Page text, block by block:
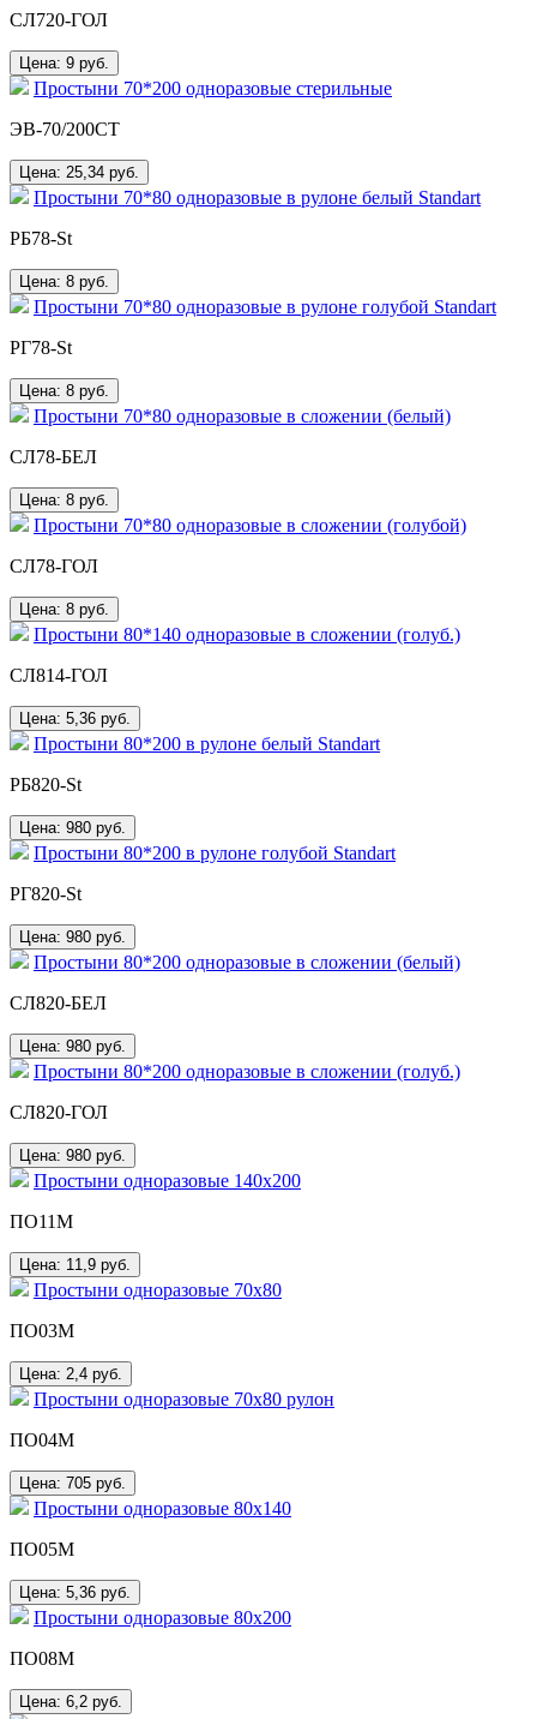
СЛ720-ГОЛ
Цена: 9 руб.
Простыни 70*200 одноразовые стерильные
ЭВ-70/200СТ
Цена: 25,34 руб.
Простыни 70*80 одноразовые в рулоне белый Standart
РБ78-St
Цена: 8 руб.
Простыни 70*80 одноразовые в рулоне голубой Standart
РГ78-St
Цена: 8 руб.
Простыни 70*80 одноразовые в сложении (белый)
СЛ78-БЕЛ
Цена: 8 руб.
Простыни 70*80 одноразовые в сложении (голубой)
СЛ78-ГОЛ
Цена: 8 руб.
Простыни 80*140 одноразовые в сложении (голуб.)
СЛ814-ГОЛ
Цена: 5,36 руб.
Простыни 80*200 в рулоне белый Standart
РБ820-St
Цена: 980 руб.
Простыни 80*200 в рулоне голубой Standart
РГ820-St
Цена: 980 руб.
Простыни 80*200 одноразовые в сложении (белый)
СЛ820-БЕЛ
Цена: 980 руб.
Простыни 80*200 одноразовые в сложении (голуб.)
СЛ820-ГОЛ
Цена: 980 руб.
Простыни одноразовые 140х200
ПО11М
Цена: 11,9 руб.
Простыни одноразовые 70x80
ПО03М
Цена: 2,4 руб.
Простыни одноразовые 70х80 рулон
ПО04М
Цена: 705 руб.
Простыни одноразовые 80х140
ПО05М
Цена: 5,36 руб.
Простыни одноразовые 80х200
ПО08М
Цена: 6,2 руб.